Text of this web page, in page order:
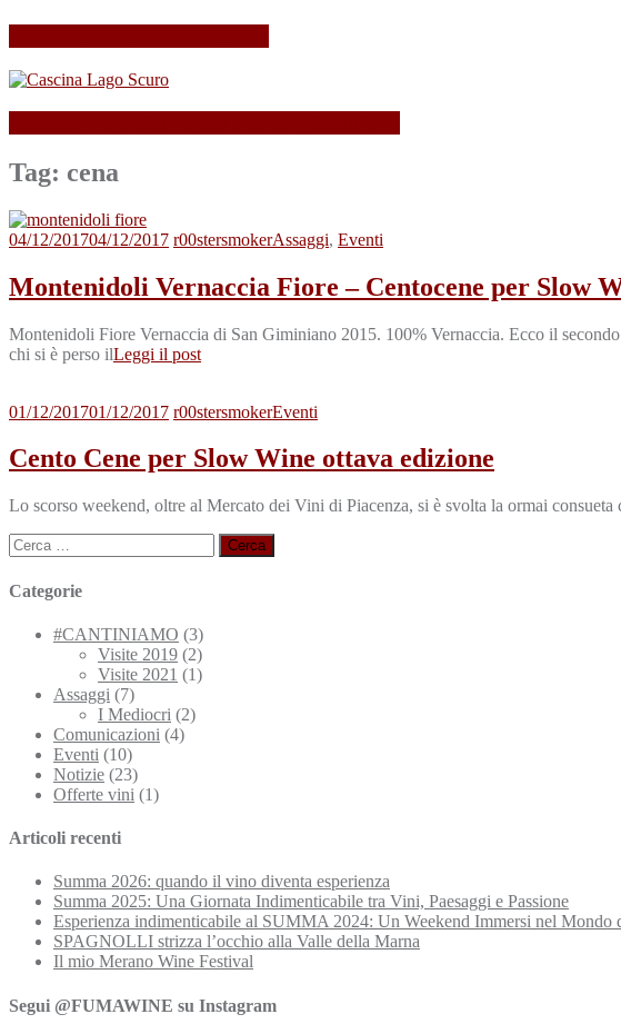
Tag: cena
04/12/201704/12/2017 r00stersmokerAssaggi, Eventi
Montenidoli Vernaccia Fiore – Centocene per Slow
Montenidoli Fiore Vernaccia di San Giminiano 2015. 100% Vernaccia. Ecco il
chi si è perso ilLeggi il post
01/12/201701/12/2017 r00stersmokerEventi
Cento Cene per Slow Wine ottava edizione
Lo scorso weekend, oltre al Mercato dei Vini di Piacenza, si è svolta la ormai
Ricerca
per:
Categorie
#CANTINIAMO (3)
Visite 2019 (2)
Visite 2021 (1)
Assaggi (7)
I Mediocri (2)
Comunicazioni (4)
Eventi (10)
Notizie (23)
Offerte vini (1)
Articoli recenti
Summa 2026: quando il vino diventa esperienza
Summa 2025: Una Giornata Indimenticabile tra Vini, Paesaggi e Passione
Esperienza indimenticabile al SUMMA 2024: Un Weekend Immersi nel Mondo
SPAGNOLLI strizza l’occhio alla Valle della Marna
Il mio Merano Wine Festival
Segui @FUMAWINE su Instagram